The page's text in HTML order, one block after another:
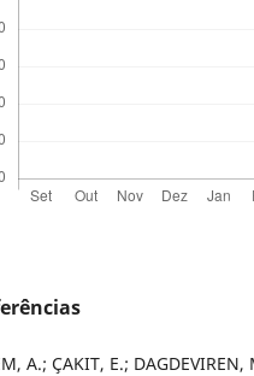
A.; ÇAKIT, E.;